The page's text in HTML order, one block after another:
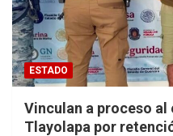
ESTADO
Vinculan a proceso
Tlayolapa por